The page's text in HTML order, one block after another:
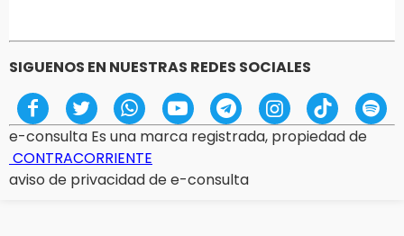
SIGUENOS EN NUESTRAS REDES SOCIALES
e-consulta Es una marca registrada, propiedad de
CONTRACORRIENTE
aviso de privacidad de e-consulta